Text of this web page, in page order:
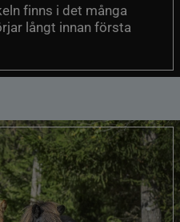
finns i det många
långt innan första